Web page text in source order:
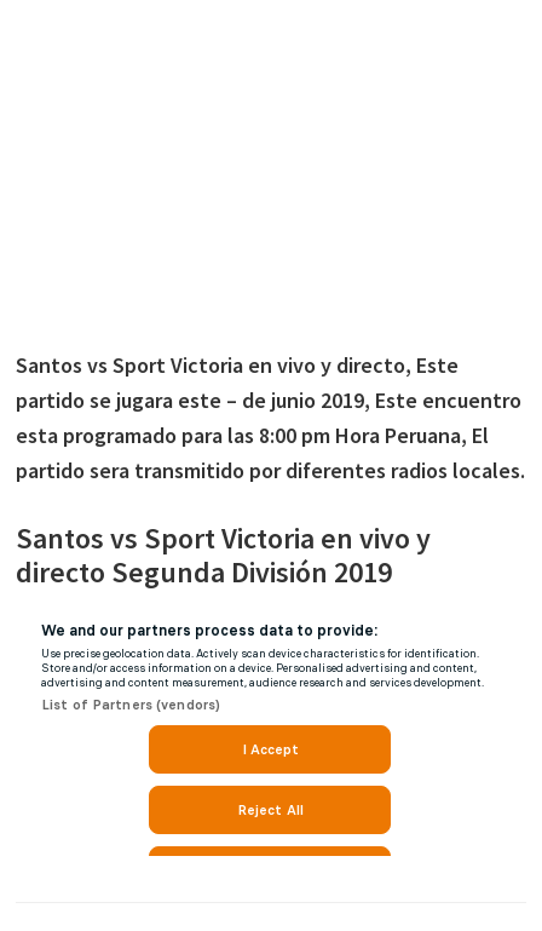
Santos vs Sport Victoria en vivo y directo, Este
partido se jugara este – de junio 2019, Este encuentro
esta programado para las 8:00 pm Hora Peruana, El
partido sera transmitido por diferentes radios locales.
Santos vs Sport Victoria en vivo y
directo Segunda División 2019